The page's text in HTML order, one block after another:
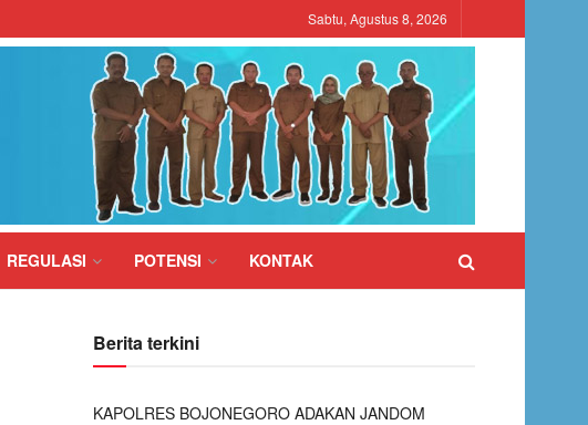
Sabtu, Agustus 8, 2026
REGULASI POTENSI KONTAK
Berita terkini
KAPOLRES BOJONEGORO ADAKAN JANDOM